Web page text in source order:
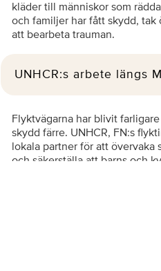
kläder till människor som
och familjer har fått skydd,
att bearbeta trauman.
UNHCR:s arbete längs
Flyktvägarna har blivit
skydd färre. UNHCR, FN:s
lokala partner för att
och säkerställa att barns och